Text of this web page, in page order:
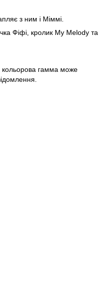
з ним і Міммі.
Фіфі, кролик My Melody та
кольорова гамма може